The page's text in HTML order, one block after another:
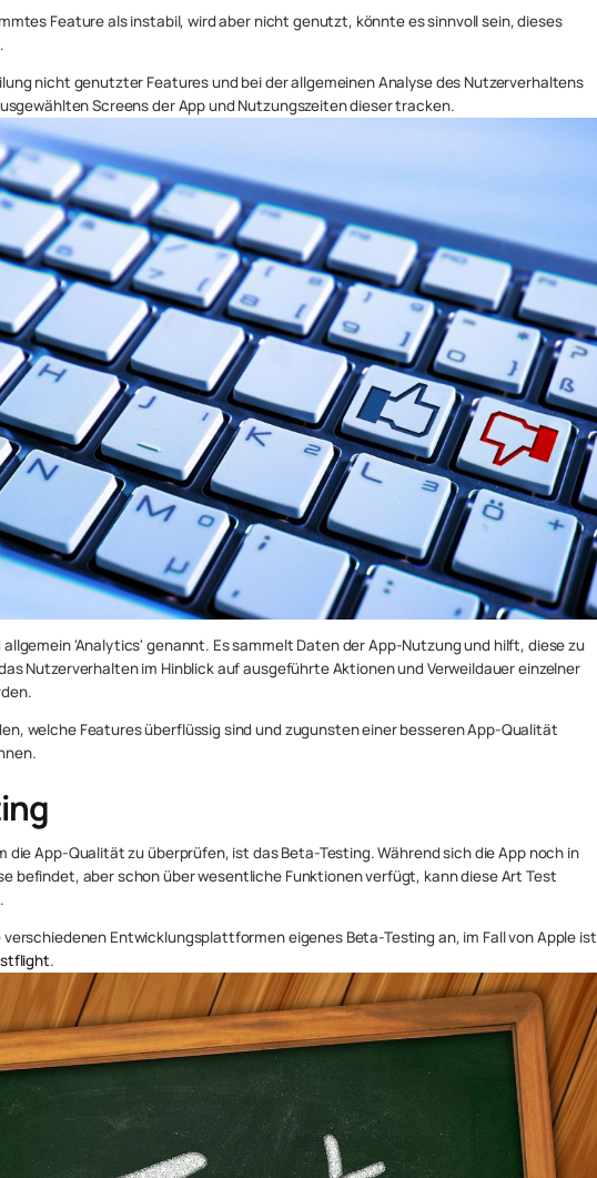
Feature als instabil, wird aber nicht genutzt, könnte es sinnvoll sein, dieses
nicht genutzter Features und bei der allgemeinen Analyse des Nutzerverhaltens
Screens der App und Nutzungszeiten dieser tracken.
allgemein 'Analytics' genannt. Es sammelt Daten der App-Nutzung und hilft, diese zu
Nutzerverhalten im Hinblick auf ausgeführte Aktionen und Verweildauer einzelner
welche Features überflüssig sind und zugunsten einer besseren App-Qualität
die App-Qualität zu überprüfen, ist das Beta-Testing. Während sich die App noch in
befindet, aber schon über wesentliche Funktionen verfügt, kann diese Art Test
Entwicklungsplattformen eigenes Beta-Testing an, im Fall von Apple ist
.